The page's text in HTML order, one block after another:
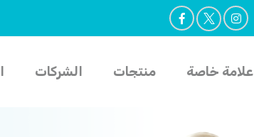
الشركات منتجات علامة خاصة